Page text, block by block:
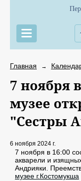
Главная →
7 ноября
музее
"Сестры
6 ноября 2024 г.
7 ноября в 16:00
акварели и
Андрияки.
музее г.Костомукша